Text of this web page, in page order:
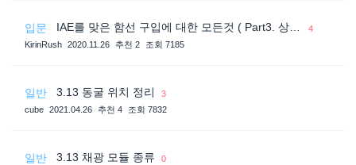
입문
4
KirinRush 2020.11.26 추천 2 조회 7185
일반 3.13 동굴 위치 정리
3
cube 2021.04.26 추천 4 조회 7832
일반 3.13 채광 모듈 종류
0